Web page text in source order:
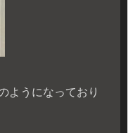
ようになっており